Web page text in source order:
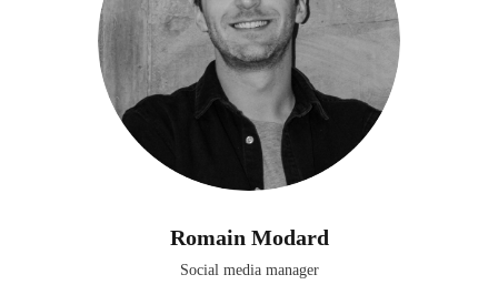
Romain Modard
Social media manager